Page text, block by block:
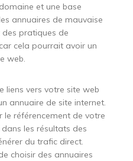
et une base
annuaires de mauvaise
pratiques de
cela pourrait avoir un
web.
liens vers votre site web
annuaire de site internet.
le référencement de votre
les résultats des
du trafic direct.
choisir des annuaires